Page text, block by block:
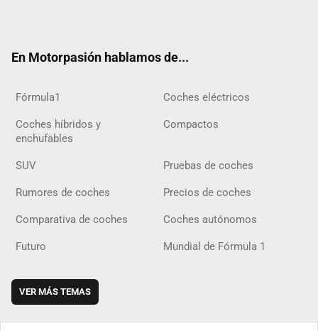
En Motorpasión hablamos de...
Fórmula1 Coches eléctricos
Coches híbridos y
enchufables
Compactos
SUV Pruebas de coches
Rumores de coches Precios de coches
Comparativa de coches Coches autónomos
Futuro Mundial de Fórmula 1
VER MÁS TEMAS